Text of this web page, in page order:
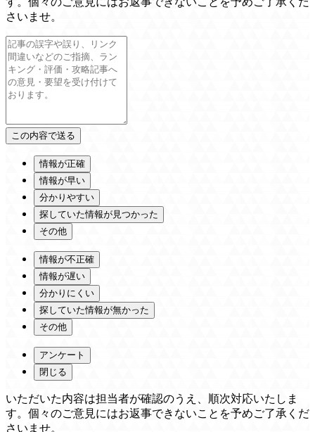
さいませ。
情報が正確
情報が早い
分かりやすい
探していた情報が見つかった
その他
情報が不正確
情報が遅い
分かりにくい
探していた情報が無かった
その他
アンケート
閉じる
いただいた内容は担当者が確認のうえ、順次対応いたしま
す。個々のご意見にはお返事できないことを予めご了承くだ
さいませ。